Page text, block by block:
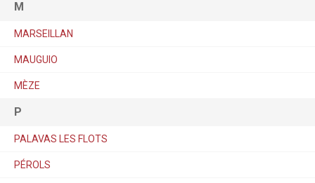
M
MARSEILLAN
MAUGUIO
MÈZE
P
PALAVAS LES FLOTS
PÉROLS